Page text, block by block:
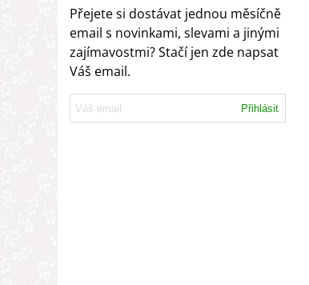
Přejete si dostávat jednou měsíčně
email s novinkami, slevami a jinými
zajímavostmi? Stačí jen zde napsat
Váš email.
Přihlásit